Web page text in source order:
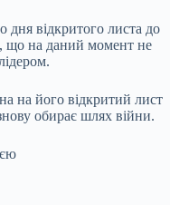
відкритого листа до
що на даний момент не
на його відкритий лист
обирає шлях війни.